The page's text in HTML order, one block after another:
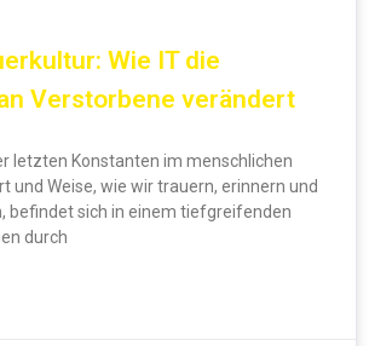
Wie IT die
Verstorbene verändert
letzten Konstanten im menschlichen
und Weise, wie wir trauern, erinnern und
befindet sich in einem tiefgreifenden
durch